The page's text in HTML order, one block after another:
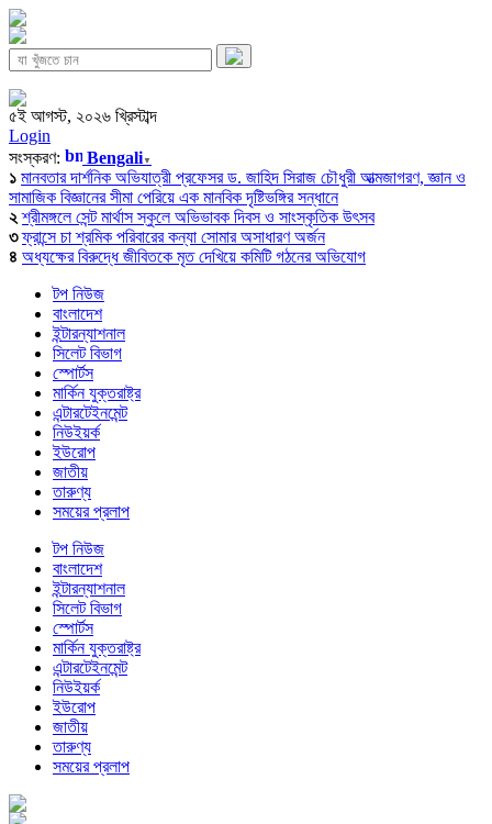
৫ই আগস্ট, ২০২৬ খ্রিস্টাব্দ
Login
সংস্করণ:
Bengali▼
১ মানবতার দার্শনিক অভিযাত্রী প্রফেসর ড. জাহিদ সিরাজ চৌধুরী আত্মজাগরণ, জ্ঞান ও
সামাজিক বিজ্ঞানের সীমা পেরিয়ে এক মানবিক দৃষ্টিভঙ্গির সন্ধানে
২ শ্রীমঙ্গলে সেন্ট মার্থাস স্কুলে অভিভাবক দিবস ও সাংস্কৃতিক উৎসব
৩ ফ্রান্সে চা শ্রমিক পরিবারের কন্যা সোমার অসাধারণ অর্জন
৪ অধ্যক্ষের বিরুদ্ধে জীবিতকে মৃত দেখিয়ে কমিটি গঠনের অভিযোগ
টপ নিউজ
বাংলাদেশ
ইন্টারন্যাশনাল
সিলেট বিভাগ
স্পোর্টস
মার্কিন যুক্তরাষ্ট্র
এন্টারটেইনমেন্ট
নিউইয়র্ক
ইউরোপ
জাতীয়
তারুণ্য
সময়ের প্রলাপ
টপ নিউজ
বাংলাদেশ
ইন্টারন্যাশনাল
সিলেট বিভাগ
স্পোর্টস
মার্কিন যুক্তরাষ্ট্র
এন্টারটেইনমেন্ট
নিউইয়র্ক
ইউরোপ
জাতীয়
তারুণ্য
সময়ের প্রলাপ